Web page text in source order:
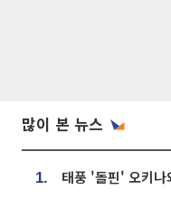
많이 본 뉴스
1.